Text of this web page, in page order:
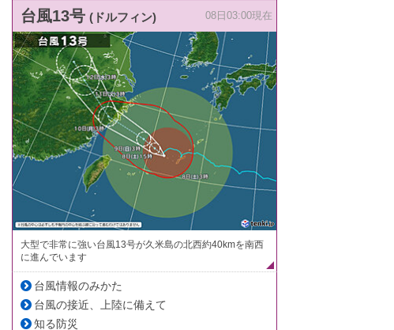
台風13号 (ドルフィン) 08日03:00現在
大型で非常に強い台風13号が久米島の北西約40kmを南西
に進んでいます
台風情報のみかた
台風の接近、上陸に備えて
知る防災